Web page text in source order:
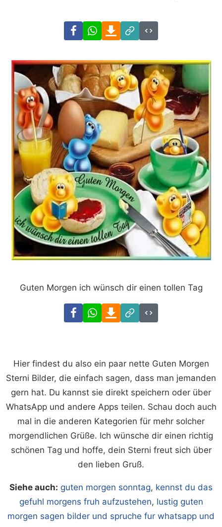
FacebookWhatsAppDownload
Link
Code
Guten Morgen ich wünsch dir einen tollen Tag
FacebookWhatsAppDownload
Link
Code
Hier findest du also ein paar nette Guten Morgen
Sterni Bilder, die einfach sagen, dass man jemanden
gern hat. Du kannst sie direkt speichern oder über
WhatsApp und andere Apps teilen. Schau doch auch
mal in die anderen Kategorien für mehr solcher
morgendlichen Grüße. Ich wünsche dir einen richtig
schönen Tag und hoffe, dein Sterni freut sich über
den lieben Gruß.
Siehe auch: guten morgen sonntag, kennst du das
gefuhl morgens fruh aufzustehen, lustig guten
morgen sagen bilder und spruche fur whatsapp und